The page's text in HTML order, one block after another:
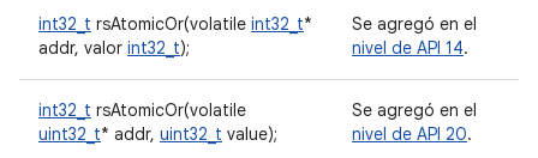
int32_t rsAtomicOr(volatile int32_t*
addr, valor int32_t);
Se agregó en el
nivel de API 14.
int32_t rsAtomicOr(volatile
uint32_t* addr, uint32_t value);
Se agregó en el
nivel de API 20.